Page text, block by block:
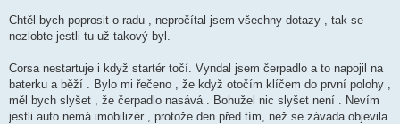
ě
e
Chtěl bych poprosit o radu , nepročítal jsem všechny dotazy , tak se
nezlobte jestli tu už takový byl.
Corsa nestartuje i když startér točí. Vyndal jsem čerpadlo a to napojil na
baterku a běží . Bylo mi řečeno , že když otočím klíčem do první polohy ,
měl bych slyšet , že čerpadlo nasává . Bohužel nic slyšet není . Nevím
jestli auto nemá imobilizér , protože den před tím, než se závada objevila